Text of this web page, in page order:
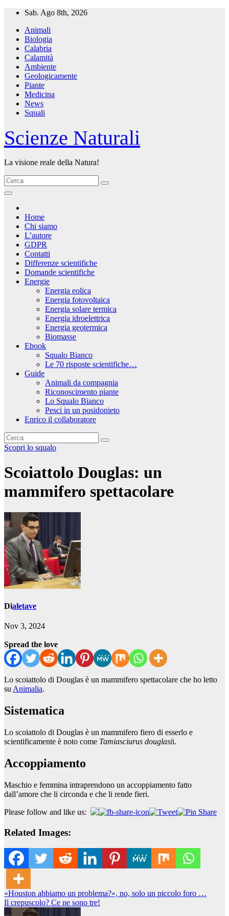
Salta
contenuto
Sab. Ago 8th, 2026
Animali
Biologia
Calabria
Calamità
Ambiente
Geologicamente
Piante
Medicina
News
Squali
Scienze Naturali
La visione reale della Natura!
Home
Chi siamo
L’autore
GDPR
Contatti
Differenze scientifiche
Domande scientifiche
Energie
Energia eolica
Energia fotovoltaica
Energia solare termica
Energia idroelettrica
Energia geotermica
Biomasse
Ebook
Squalo Bianco
Le 70 risposte scientifiche…
Guide
Animali da compagnia
Riconoscimento piante
Lo Squalo Bianco
Pesci in un posidonieto
Enrico il collaboratore
Scopri lo squalo
Scoiattolo Douglas: un
mammifero spettacolare
Dialetave
Nov 3, 2024
Spread the love
Lo scoiattolo di Douglas è un mammifero spettacolare che ho letto
suAnimalia.
Sistematica
Lo scoiattolo di Douglas è un mammifero fiero di esserlo e
scientificamente è noto come Tamiasciurus douglasii.
Accoppiamento
Maschio e femmina intraprendono un accoppiamento fatto
dall’amore che li circonda e che li rende fieri.
Please follow and like us:
Related Images:
Navigazione
articoli
«Houston abbiamo un problema?», no, solo un piccolo foro …
Il crepuscolo? Ce ne sono tre!